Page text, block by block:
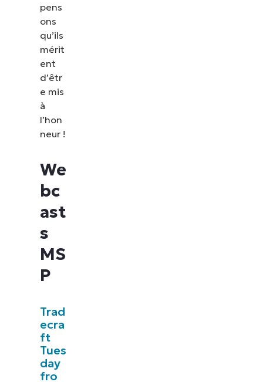
pens
ons
qu’ils
mérit
ent
d’êtr
e mis
à
l’hon
neur !
We
bc
ast
s
MS
P
Trad
ecra
ft
Tues
day
fro